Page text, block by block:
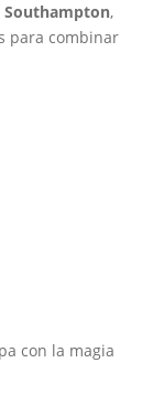
Southampton,
para combinar
con la magia